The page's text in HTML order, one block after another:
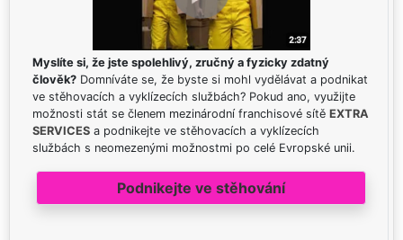
Myslíte si, že jste spolehlivý, zručný a fyzicky zdatný
člověk? Domníváte se, že byste si mohl vydělávat a podnikat
ve stěhovacích a vyklízecích službách? Pokud ano, využijte
možnosti stát se členem mezinárodní franchisové sítě EXTRA
SERVICES a podnikejte ve stěhovacích a vyklízecích
službách s neomezenými možnostmi po celé Evropské unii.
Podnikejte ve stěhování